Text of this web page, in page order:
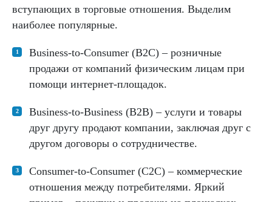
вступающих в торговые отношения. Выделим
наиболее популярные.
Business-to-Consumer (B2C) – розничные
продажи от компаний физическим лицам при
помощи интернет-площадок.
Business-to-Business (B2B) – услуги и товары
друг другу продают компании, заключая друг с
другом договоры о сотрудничестве.
Consumer-to-Consumer (С2С) – коммерческие
отношения между потребителями. Яркий